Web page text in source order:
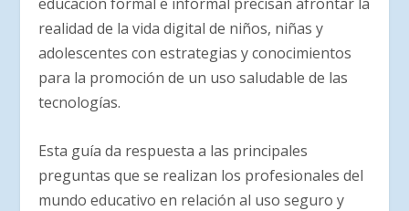
realidad de la vida digital de niños, niñas y
adolescentes con estrategias y conocimientos
para la promoción de un uso saludable de las
tecnologías.
Esta guía da respuesta a las principales
preguntas que se realizan los profesionales del
mundo educativo en relación al uso seguro y